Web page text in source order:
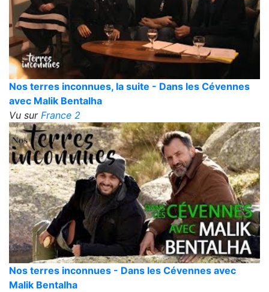
Nos terres inconnues, la suite - Dans les Cévennes
avec Malik Bentalha
Vu sur France 2
Nos terres inconnues - Dans les Cévennes avec
Malik Bentalha